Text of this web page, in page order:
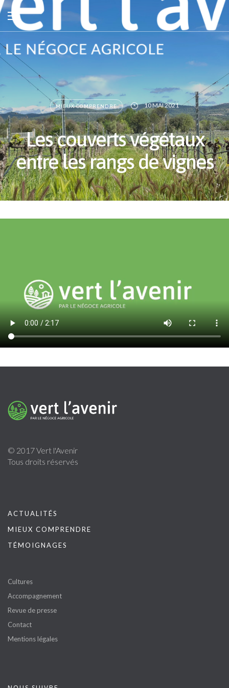
MIEUX COMPRENDRE 10 MAI 2021
Les couverts végétaux
entre les rangs de vignes
© 2017 Vert l'Avenir
Tous droits réservés
ACTUALITÉS
MIEUX COMPRENDRE
TÉMOIGNAGES
Cultures
Accompagnement
Revue de presse
Contact
Mentions légales